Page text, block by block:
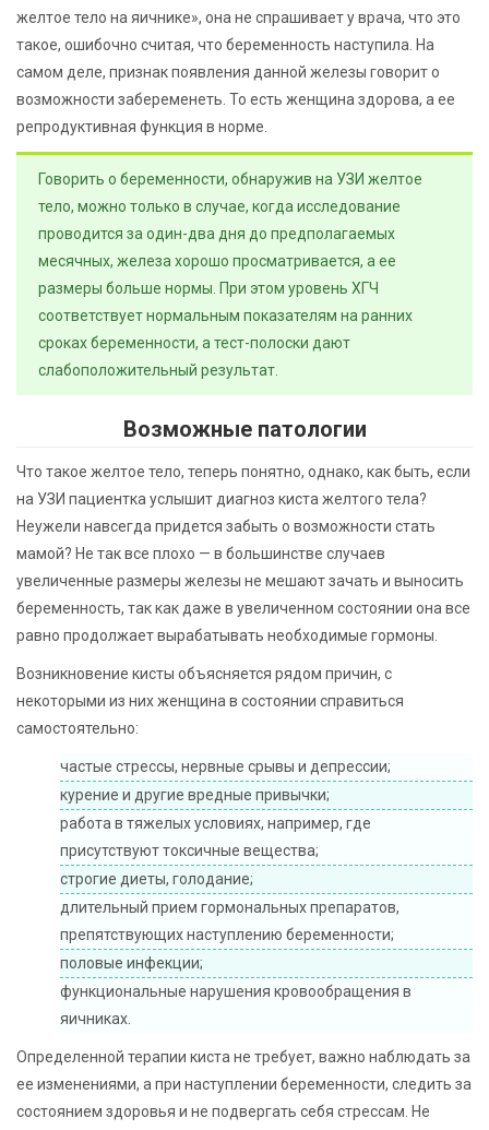
желтое тело на яичнике», она не спрашивает у врача, что это
такое, ошибочно считая, что беременность наступила. На
самом деле, признак появления данной железы говорит о
возможности забеременеть. То есть женщина здорова, а ее
репродуктивная функция в норме.
Говорить о беременности, обнаружив на УЗИ желтое
тело, можно только в случае, когда исследование
проводится за один-два дня до предполагаемых
месячных, железа хорошо просматривается, а ее
размеры больше нормы. При этом уровень ХГЧ
соответствует нормальным показателям на ранних
сроках беременности, а тест-полоски дают
слабоположительный результат.
Возможные патологии
Что такое желтое тело, теперь понятно, однако, как быть, если
на УЗИ пациентка услышит диагноз киста желтого тела?
Неужели навсегда придется забыть о возможности стать
мамой? Не так все плохо — в большинстве случаев
увеличенные размеры железы не мешают зачать и выносить
беременность, так как даже в увеличенном состоянии она все
равно продолжает вырабатывать необходимые гормоны.
Возникновение кисты объясняется рядом причин, с
некоторыми из них женщина в состоянии справиться
самостоятельно:
частые стрессы, нервные срывы и депрессии;
курение и другие вредные привычки;
работа в тяжелых условиях, например, где
присутствуют токсичные вещества;
строгие диеты, голодание;
длительный прием гормональных препаратов,
препятствующих наступлению беременности;
половые инфекции;
функциональные нарушения кровообращения в
яичниках.
Определенной терапии киста не требует, важно наблюдать за
ее изменениями, а при наступлении беременности, следить за
состоянием здоровья и не подвергать себя стрессам. Не